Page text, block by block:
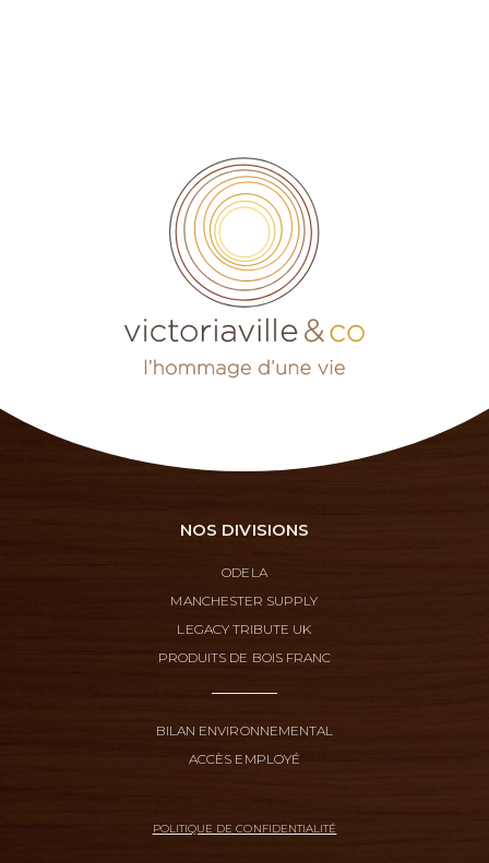
NOS DIVISIONS
ODELA
MANCHESTER SUPPLY
LEGACY TRIBUTE UK
PRODUITS DE BOIS FRANC
BILAN ENVIRONNEMENTAL
ACCÈS EMPLOYÉ
POLITIQUE DE CONFIDENTIALITÉ